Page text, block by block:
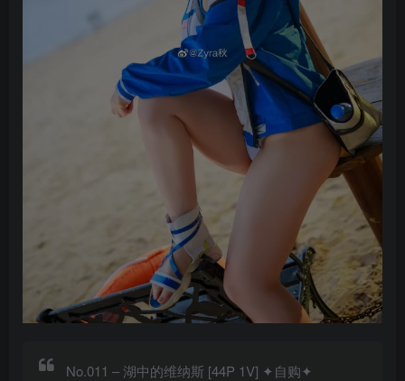
No.011 – 湖中的维纳斯 [44P 1V] ✦自购✦